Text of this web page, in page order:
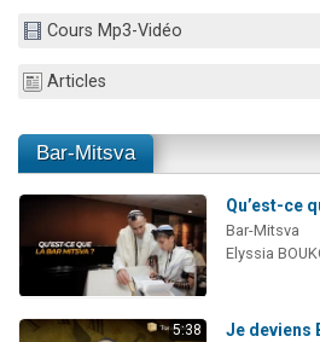
Cours Mp3-Vidéo
Articles
Bar-Mitsva
Qu’est-ce
Bar-Mitsva
Elyssia
5:38
Je deviens